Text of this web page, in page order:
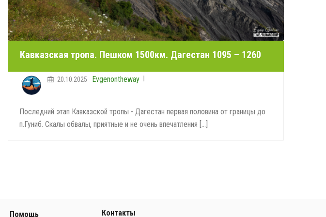
Кавказская тропа. Пешком 1500км. Дагестан 1095 – 1260
Evgenontheway
20.10.2025
Последний этап Кавказской тропы - Дагестан первая половина от границы до
п.Гуниб. Скалы обвалы, приятные и не очень впечатления [...]
Помощь Контакты